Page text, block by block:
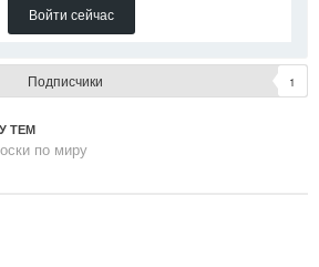
Войти сейчас
Подписчики 1
ТЕМ
по миру